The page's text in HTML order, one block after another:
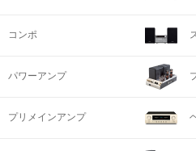
コンポ
パワーアンプ
プリメインアンプ